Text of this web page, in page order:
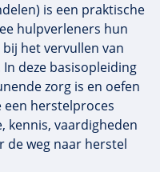
is een praktische
hulpverleners hun
het vervullen van
deze basisopleiding
zorg is en oefen
een herstelproces
kennis, vaardigheden
de weg naar herstel